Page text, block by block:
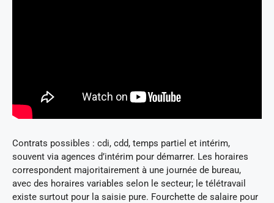
Contrats possibles : cdi, cdd, temps partiel et intérim,
souvent via agences d’intérim pour démarrer. Les horaires
correspondent majoritairement à une journée de bureau,
avec des horaires variables selon le secteur; le télétravail
existe surtout pour la saisie pure. Fourchette de salaire pour